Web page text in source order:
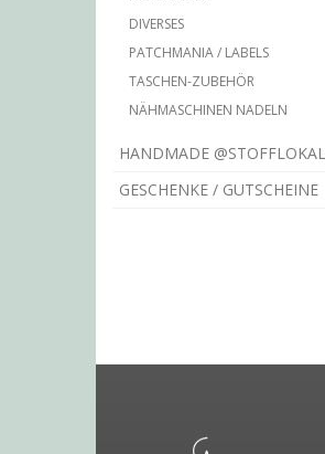
DIVERSES
PATCHMANIA / LABELS
TASCHEN-ZUBEHÖR
NÄHMASCHINEN NADELN
HANDMADE @STOFFLOKAL
GESCHENKE / GUTSCHEINE